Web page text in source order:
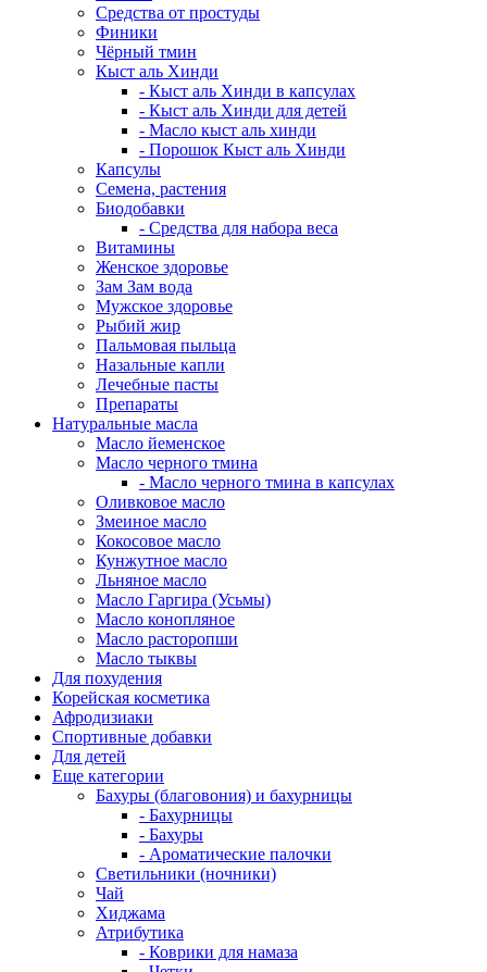
Средства от простуды
Финики
Чёрный тмин
Кыст аль Хинди
- Кыст аль Хинди в капсулах
- Кыст аль Хинди для детей
- Масло кыст аль хинди
- Порошок Кыст аль Хинди
Капсулы
Семена, растения
Биодобавки
- Средства для набора веса
Витамины
Женское здоровье
Зам Зам вода
Мужское здоровье
Рыбий жир
Пальмовая пыльца
Назальные капли
Лечебные пасты
Препараты
Натуральные масла
Масло йеменское
Масло черного тмина
- Масло черного тмина в капсулах
Оливковое масло
Змеиное масло
Кокосовое масло
Кунжутное масло
Льняное масло
Масло Гаргира (Усьмы)
Масло конопляное
Масло расторопши
Масло тыквы
Для похудения
Корейская косметика
Афродизиаки
Спортивные добавки
Для детей
Еще категории
Бахуры (благовония) и бахурницы
- Бахурницы
- Бахуры
- Ароматические палочки
Светильники (ночники)
Чай
Хиджама
Атрибутика
- Коврики для намаза